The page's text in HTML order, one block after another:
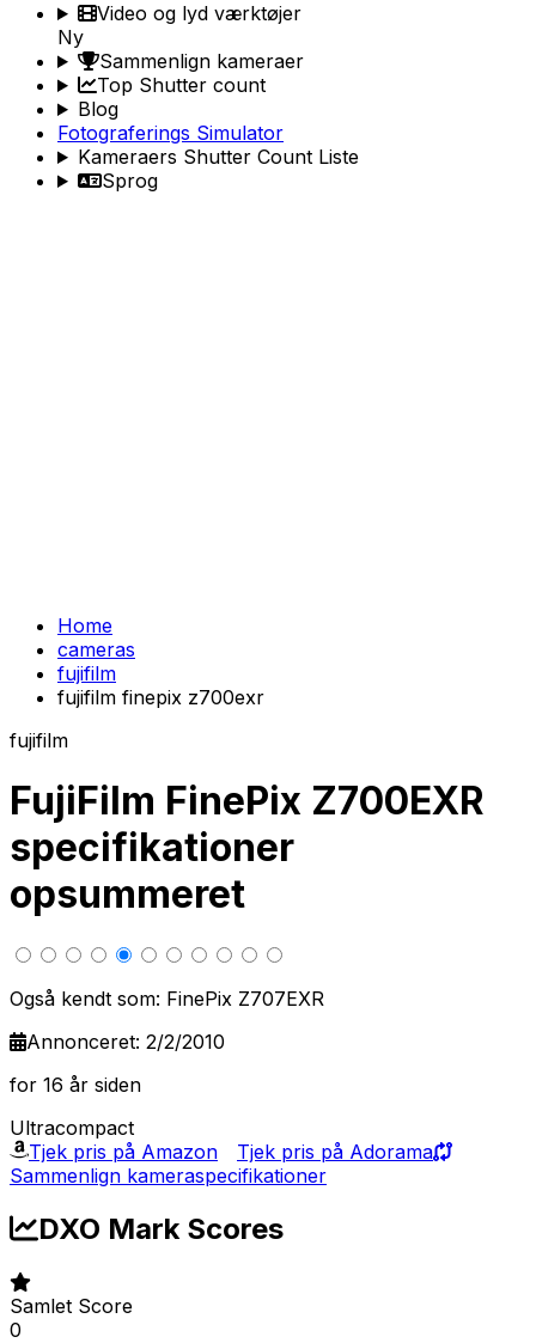
Video og lyd værktøjer
Ny
Sammenlign kameraer
Top Shutter count
Blog
Fotograferings Simulator
Kameraers Shutter Count Liste
Sprog
Home
cameras
fujifilm
fujifilm finepix z700exr
fujifilm
FujiFilm FinePix Z700EXR
specifikationer
opsummeret
Også kendt som: FinePix Z707EXR
Annonceret: 2/2/2010
for 16 år siden
Ultracompact
Tjek pris på Amazon
Tjek pris på Adorama
Sammenlign kameraspecifikationer
DXO Mark Scores
Samlet Score
0